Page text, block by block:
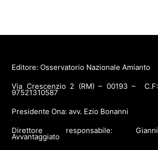
Editore: Osservatorio Nazionale Amianto
Via Crescenzio 2 (RM) – 00193 – C.F:
97521310587
Presidente Ona: avv. Ezio Bonanni
Direttore responsabile: Gianni
Avvantaggiato